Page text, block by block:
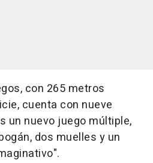
con 265 metros
cuenta con nueve
un nuevo juego múltiple,
dos muelles y un